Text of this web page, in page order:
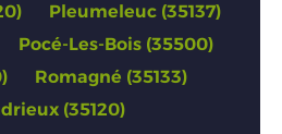
Pleumeleuc (35137)
Pocé-Les-Bois (35500)
Romagné (35133)
(35120)